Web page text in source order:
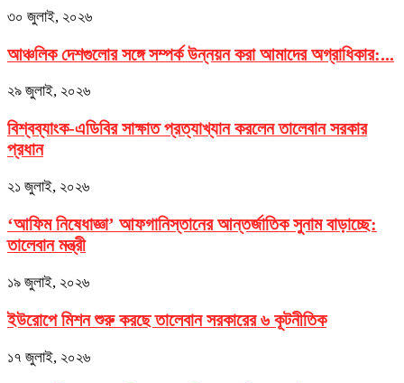
৩০ জুলাই, ২০২৬
আঞ্চলিক দেশগুলোর সঙ্গে সম্পর্ক উন্নয়ন করা আমাদের অগ্রাধিকার:...
২৯ জুলাই, ২০২৬
বিশ্বব্যাংক-এডিবির সাক্ষাত প্রত্যাখ্যান করলেন তালেবান সরকার
প্রধান
২১ জুলাই, ২০২৬
‘আফিম নিষেধাজ্ঞা’ আফগানিস্তানের আন্তর্জাতিক সুনাম বাড়াচ্ছে:
তালেবান মন্ত্রী
১৯ জুলাই, ২০২৬
ইউরোপে মিশন শুরু করছে তালেবান সরকারের ৬ কূটনীতিক
১৭ জুলাই, ২০২৬